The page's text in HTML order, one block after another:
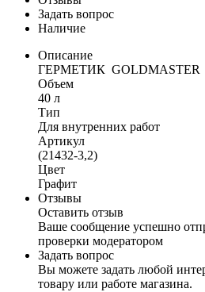
Задать вопрос
Наличие
Описание
ГЕРМЕТИК GOLDMASTER
Объем
40 л
Тип
Для внутренних работ
Артикул
(21432-3,2)
Цвет
Графит
Отзывы
Оставить отзыв
Ваше сообщение успешно
проверки модератором
Задать вопрос
Вы можете задать любой
товару или работе магазина.